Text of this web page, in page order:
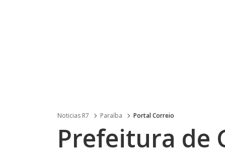
Noticias R7 Paraíba Portal Correio
Prefeitura de